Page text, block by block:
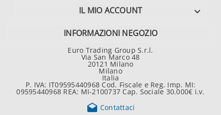
IL MIO ACCOUNT 
INFORMAZIONI NEGOZIO
Euro Trading Group S.r.l.
Via San Marco 48
20121 Milano
Milano
Italia
P. IVA: IT09595440968 Cod. Fiscale e Reg. Imp. MI:
09595440968 REA: MI-2100737 Cap. Sociale 30.000€ i.v.
 Contattaci